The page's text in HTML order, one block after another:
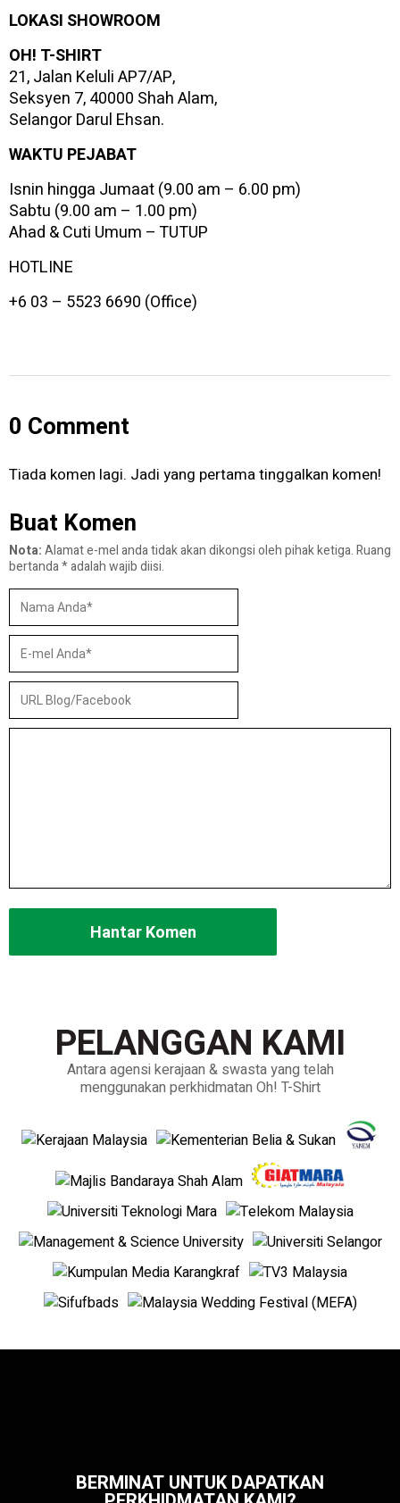
LOKASI SHOWROOM
OH! T-SHIRT
21, Jalan Keluli AP7/AP,
Seksyen 7, 40000 Shah Alam,
Selangor Darul Ehsan.
WAKTU PEJABAT
Isnin hingga Jumaat (9.00 am – 6.00 pm)
Sabtu (9.00 am – 1.00 pm)
Ahad & Cuti Umum – TUTUP
HOTLINE
+6 03 – 5523 6690 (Office)
0 Comment
Tiada komen lagi. Jadi yang pertama tinggalkan komen!
Buat Komen
Nota:Alamat e-mel anda tidak akan dikongsi oleh pihak ketiga. Ruang
bertanda*adalah wajib diisi.
PELANGGAN KAMI
Antara agensi kerajaan & swasta yang telah
menggunakan perkhidmatan Oh! T-Shirt
BERMINAT UNTUK DAPATKAN